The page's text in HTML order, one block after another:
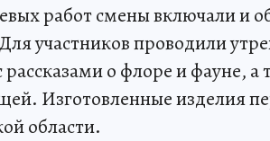
работ смены включали и
участников проводили
рассказами о флоре и фауне,
Изготовленные изделия
области.